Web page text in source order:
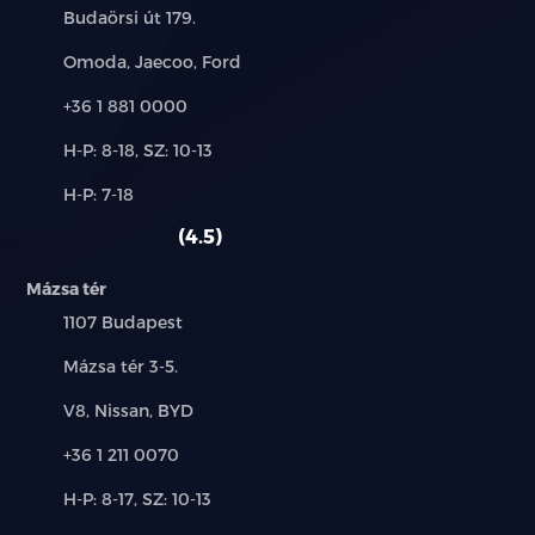
pohártartóval
becsípődés gátlóval és elektromosan
állítható árnyékolóval
AQS – Levegőminőség érzékelő
Kulcs nélküli autó nyitás
Távoli motorindítás, klímavezérlés és ablaknyitás,
Cím:
Budaörsi út 179.
Márkák:
Omoda, Jaecoo, Ford
Telefon:
+36 1 881 0000
Új-
használt
H-P: 8-18, SZ: 10-13
Alkatrész,
H-P: 7-18
4.5
Mázsa tér
Település:
1107 Budapest
Cím:
Mázsa tér 3-5.
Márkák:
V8, Nissan, BYD
Telefon:
+36 1 211 0070
Új-
H-P: 8-17, SZ: 10-13